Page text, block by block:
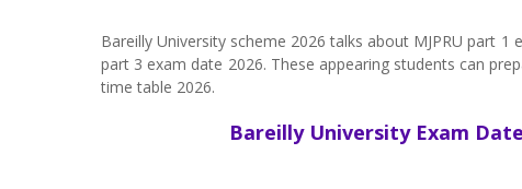
Bareilly University scheme 2026 talks about MJPRU part 1
part 3 exam date 2026. These appearing students can
time table 2026.
Bareilly University Exam